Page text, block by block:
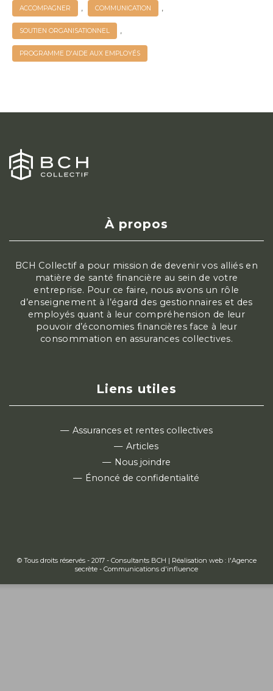
ACCOMPAGNER COMMUNICATION
SOUTIEN ORGANISATIONNEL
PROGRAMME D'AIDE AUX EMPLOYÉS
À propos
BCH Collectif a pour mission de devenir vos alliés en
matière de santé financière au sein de votre
entreprise. Pour ce faire, nous avons un rôle
d’enseignement à l’égard des gestionnaires et des
employés quant à leur compréhension de leur
pouvoir d’économies financières face à leur
consommation en assurances collectives.
Liens utiles
Assurances et rentes collectives
Articles
Nous joindre
Énoncé de confidentialité
© Tous droits réservés - 2017 - Consultants BCH | Réalisation web : l'Agence
secrète - Communications d'influence